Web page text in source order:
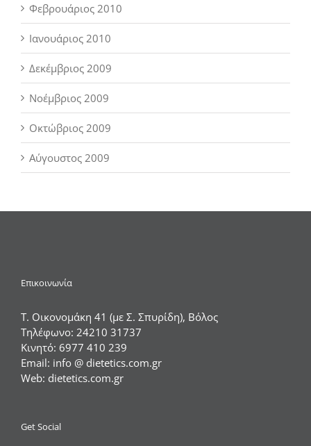
Φεβρουάριος 2010
Ιανουάριος 2010
Δεκέμβριος 2009
Νοέμβριος 2009
Οκτώβριος 2009
Αύγουστος 2009
Επικοινωνία
Τ. Οικονομάκη 41 (με Σ. Σπυρίδη), Βόλος
Τηλέφωνο: 24210 31737
Κινητό: 6977 410 239
Email: info @ dietetics.com.gr
Web: dietetics.com.gr
Get Social